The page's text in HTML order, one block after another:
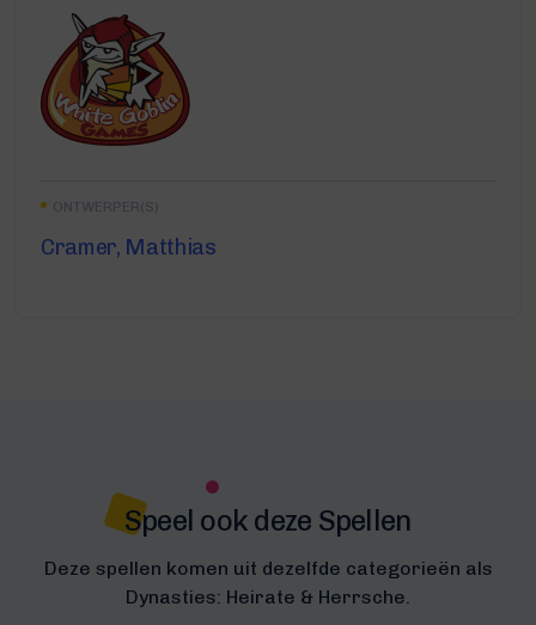
ONTWERPER(S)
Cramer, Matthias
Speel ook deze Spellen
Deze spellen komen uit dezelfde categorieën als
Dynasties: Heirate & Herrsche.